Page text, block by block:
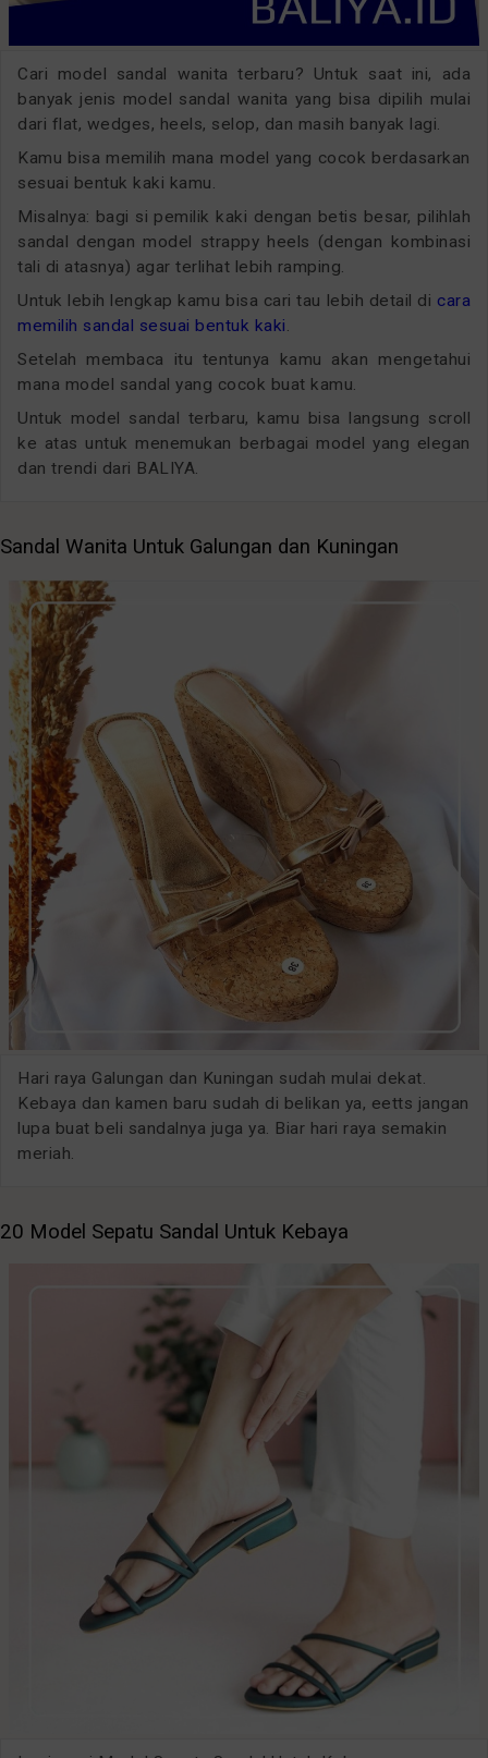
Cari model sandal wanita terbaru? Untuk saat ini, ada
banyak jenis model sandal wanita yang bisa dipilih mulai
dari flat, wedges, heels, selop, dan masih banyak lagi.
Kamu bisa memilih mana model yang cocok berdasarkan
sesuai bentuk kaki kamu.
Misalnya: bagi si pemilik kaki dengan betis besar, pilihlah
sandal dengan model strappy heels (dengan kombinasi
tali di atasnya) agar terlihat lebih ramping.
Untuk lebih lengkap kamu bisa cari tau lebih detail di cara
memilih sandal sesuai bentuk kaki.
Setelah membaca itu tentunya kamu akan mengetahui
mana model sandal yang cocok buat kamu.
Untuk model sandal terbaru, kamu bisa langsung scroll
ke atas untuk menemukan berbagai model yang elegan
dan trendi dari BALIYA.
Sandal Wanita Untuk Galungan dan Kuningan
Hari raya Galungan dan Kuningan sudah mulai dekat.
Kebaya dan kamen baru sudah di belikan ya, eetts jangan
lupa buat beli sandalnya juga ya. Biar hari raya semakin
meriah.
20 Model Sepatu Sandal Untuk Kebaya